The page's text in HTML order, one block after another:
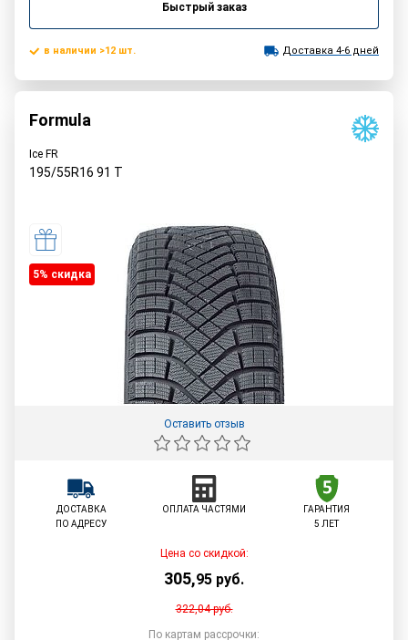
Быстрый заказ
в наличии >12 шт. Доставка 4-6 дней
Formula
Ice FR
195/55R16 91 T
5% cкидка
Оставить отзыв
ДОСТАВКА
ПО АДРЕСУ
ОПЛАТА ЧАСТЯМИ
ГАРАНТИЯ
5 ЛЕТ
Цена со скидкой:
305,95 руб.
322,04руб.
По картам рассрочки: